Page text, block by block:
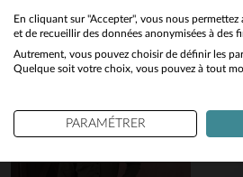
Découvrez ces produits similaires
No
Yes
En cliquant sur "Accepter", vous nous
et de recueillir des données anonymisées à des
Autrement, vous pouvez choisir de définir les
Quelque soit votre choix, vous pouvez à tout
PARAMÉTRER